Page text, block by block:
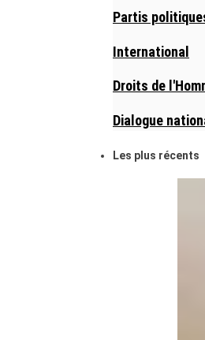
Partis
International
Droits de
Dialogue
Les plus récents